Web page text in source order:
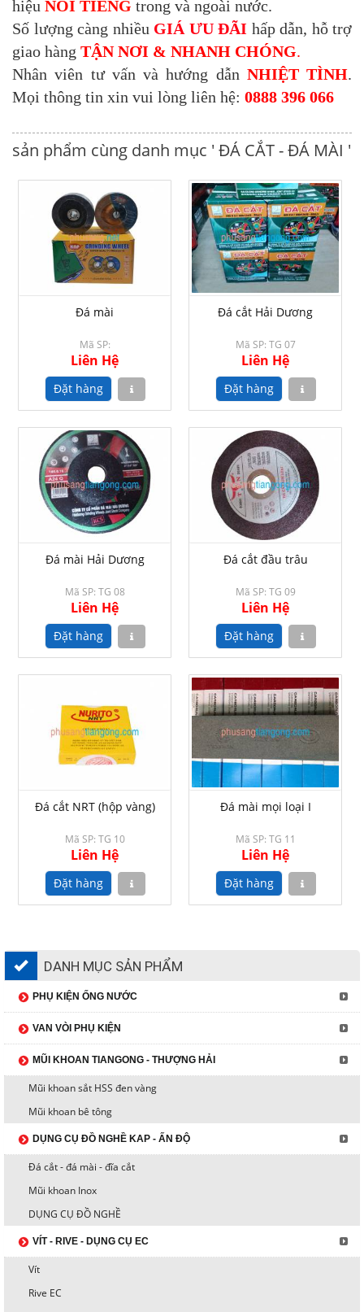
hiệu NỔI TIẾNG trong và ngoài nước.
Số lượng càng nhiều GIÁ ƯU ĐÃI hấp dẫn, hỗ trợ
giao hàng TẬN NƠI & NHANH CHÓNG.
Nhân viên tư vấn và hướng dẫn NHIỆT TÌNH.
Mọi thông tin xin vui lòng liên hệ: 0888 396 066
sản phẩm cùng danh mục ' ĐÁ CẮT - ĐÁ MÀI '
Đá mài
Mã SP:
Liên Hệ
Đá cắt Hải Dương
Mã SP: TG 07
Liên Hệ
Đá mài Hải Dương
Mã SP: TG 08
Liên Hệ
Đá cắt đầu trâu
Mã SP: TG 09
Liên Hệ
Đá cắt NRT (hộp vàng)
Mã SP: TG 10
Liên Hệ
Đá mài mọi loại I
Mã SP: TG 11
Liên Hệ
DANH MỤC SẢN PHẨM
PHỤ KIỆN ỐNG NƯỚC
VAN VÒI PHỤ KIỆN
MŨI KHOAN TIANGONG - THƯỢNG HẢI
Mũi khoan sắt HSS đen vàng
Mũi khoan bê tông
DỤNG CỤ ĐỒ NGHỀ KAP - ẤN ĐỘ
Đá cắt - đá mài - đĩa cắt
Mũi khoan Inox
DỤNG CỤ ĐỒ NGHỀ
VÍT - RIVE - DỤNG CỤ EC
Vít
Rive EC